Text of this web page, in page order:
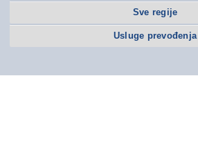
Sve regije
Usluge prevođenja